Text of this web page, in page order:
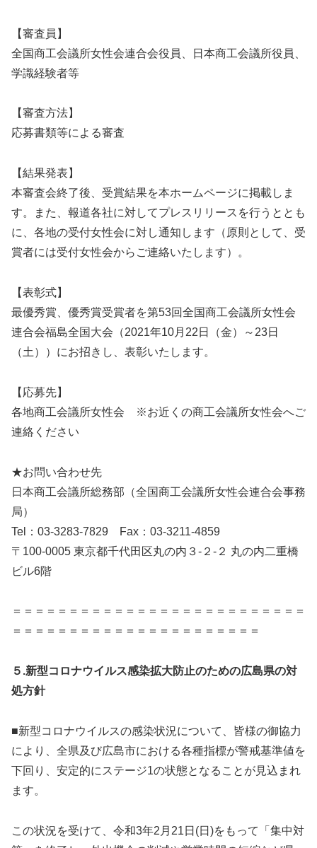
【審査員】
全国商工会議所女性会連合会役員、日本商工会議所役員、
学識経験者等
【審査方法】
応募書類等による審査
【結果発表】
本審査会終了後、受賞結果を本ホームページに掲載しま
す。また、報道各社に対してプレスリリースを行うととも
に、各地の受付女性会に対し通知します（原則として、受
賞者には受付女性会からご連絡いたします）。
【表彰式】
最優秀賞、優秀賞受賞者を第53回全国商工会議所女性会
連合会福島全国大会（2021年10月22日（金）～23日
（土））にお招きし、表彰いたします。
【応募先】
各地商工会議所女性会 ※お近くの商工会議所女性会へご
連絡ください
★お問い合わせ先
日本商工会議所総務部（全国商工会議所女性会連合会事務
局）
Tel：03-3283-7829 Fax：03-3211-4859
〒100-0005 東京都千代田区丸の内３-２-２ 丸の内二重橋
ビル6階
＝＝＝＝＝＝＝＝＝＝＝＝＝＝＝＝＝＝＝＝＝＝＝＝＝＝
＝＝＝＝＝＝＝＝＝＝＝＝＝＝＝＝＝＝＝＝＝＝
５.新型コロナウイルス感染拡大防止のための広島県の対
処方針
■新型コロナウイルスの感染状況について、皆様の御協力
により、全県及び広島市における各種指標が警戒基準値を
下回り、安定的にステージ1の状態となることが見込まれ
ます。
この状況を受けて、令和3年2月21日(日)をもって「集中対